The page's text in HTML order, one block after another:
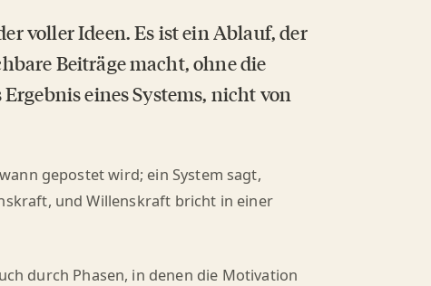
voller Ideen. Es ist ein Ablauf, der
Beiträge macht, ohne die
eines Systems, nicht von
gepostet wird; ein System sagt,
und Willenskraft bricht in einer
durch Phasen, in denen die Motivation